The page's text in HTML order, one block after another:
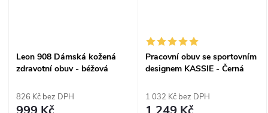
Leon 908 Dámská kožená
zdravotní obuv - béžová
826 Kč bez DPH
Pracovní obuv se sportovním
designem KASSIE - Černá
1 032 Kč bez DPH